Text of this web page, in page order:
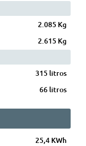
2.085 Kg
2.615 Kg
315 litros
66 litros
25,4 KWh